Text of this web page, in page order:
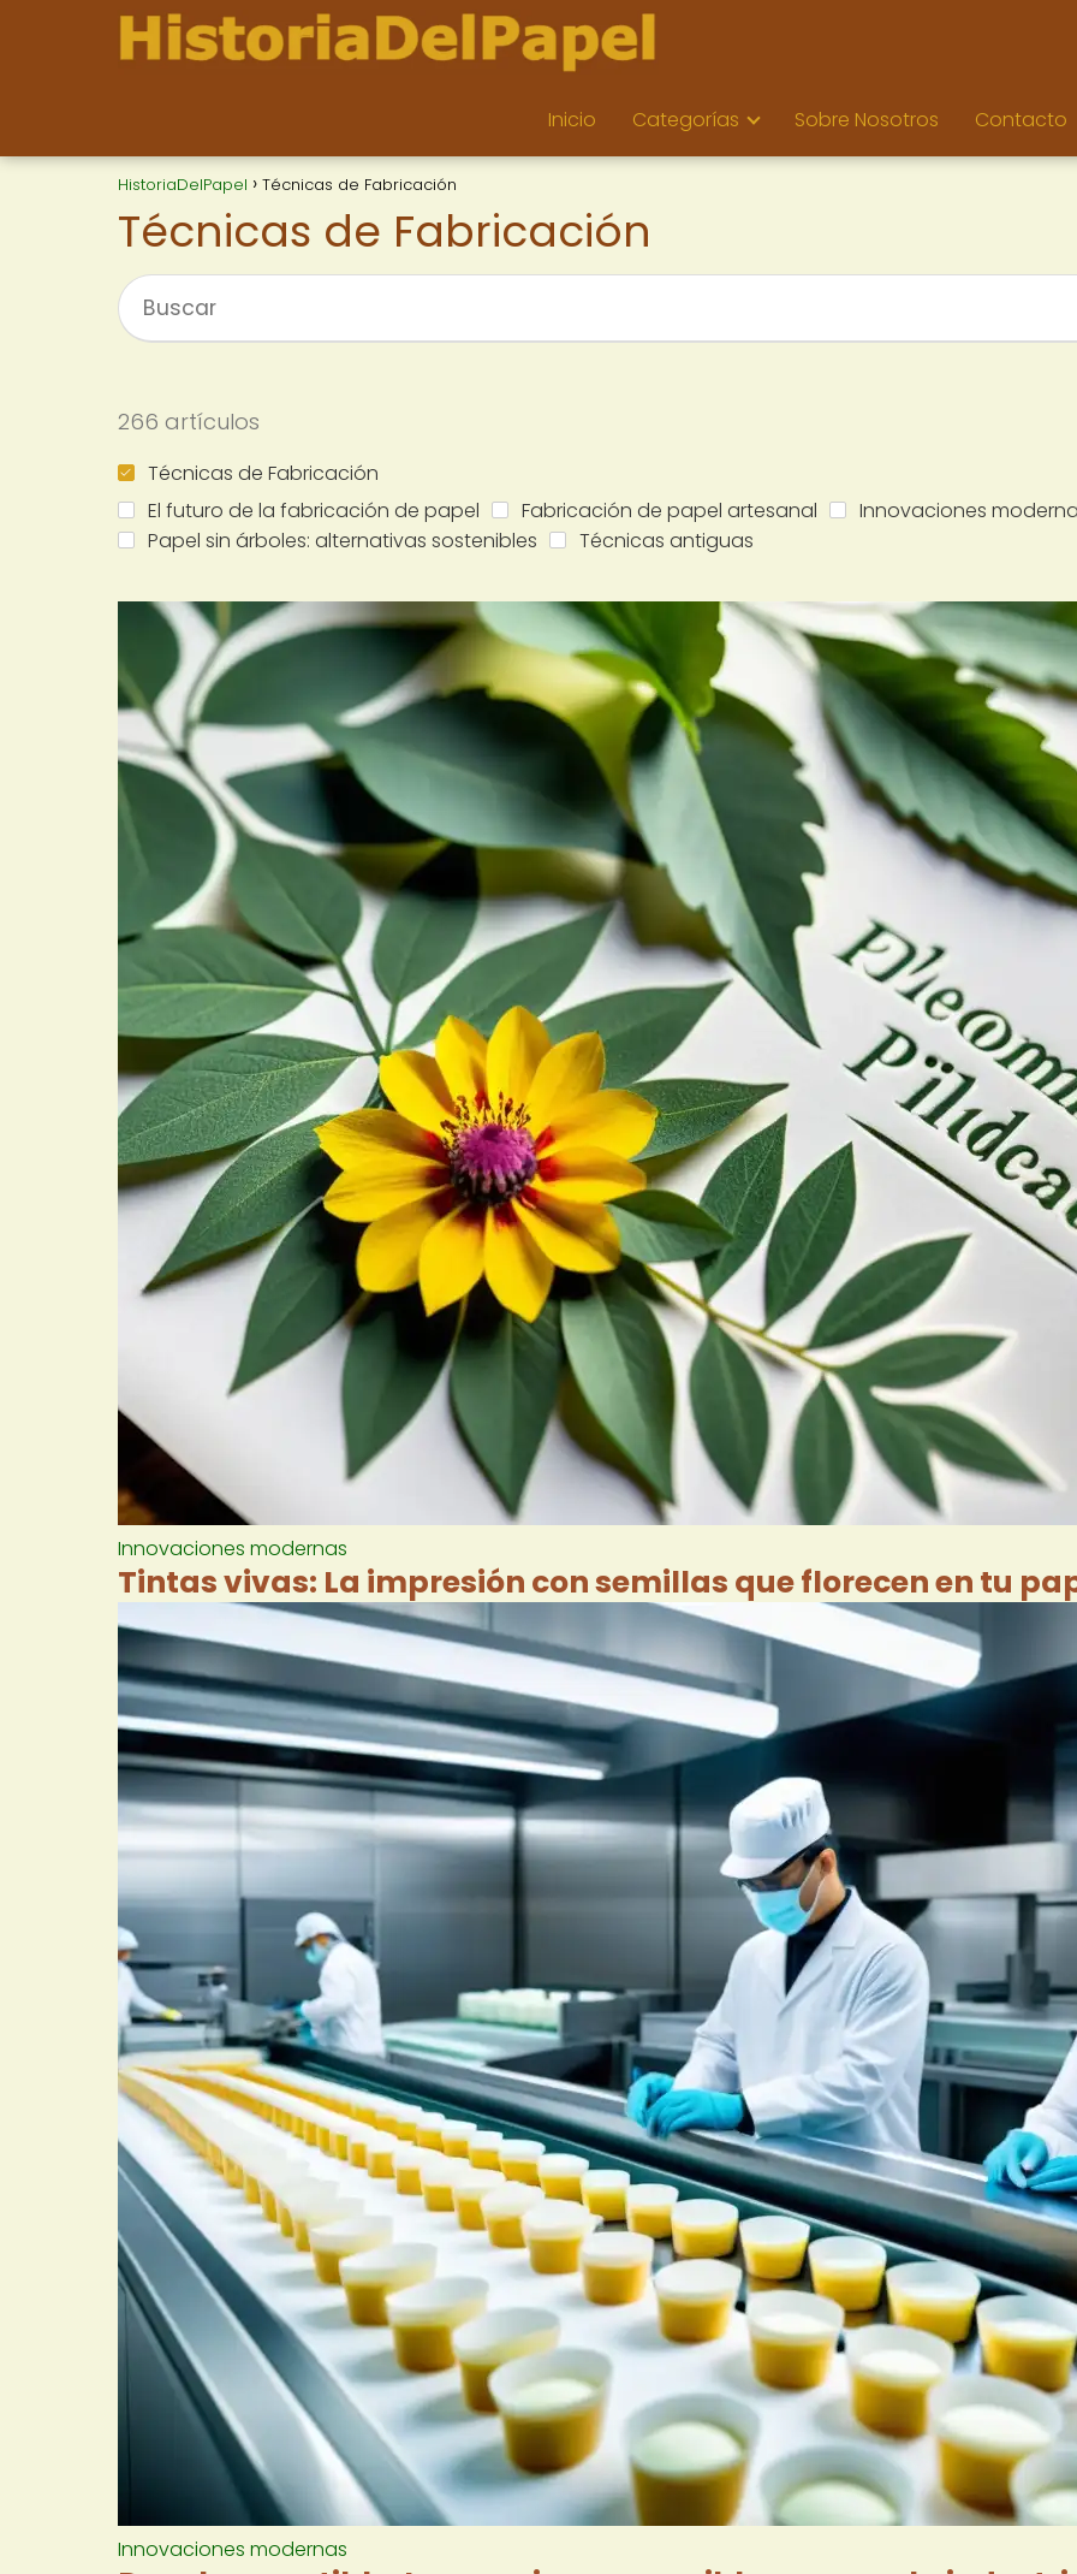
Inicio Categorías Sobre Nosotros Contacto
HistoriaDelPapel Técnicas de Fabricación
Técnicas de Fabricación
266 artículos
Técnicas de Fabricación
El futuro de la fabricación de papel
Fabricación de papel artesanal
Innovaciones
Papel sin árboles: alternativas sostenibles
Técnicas antiguas
Innovaciones modernas
Tintas vivas: La impresión con semillas que florecen en tu
Innovaciones modernas